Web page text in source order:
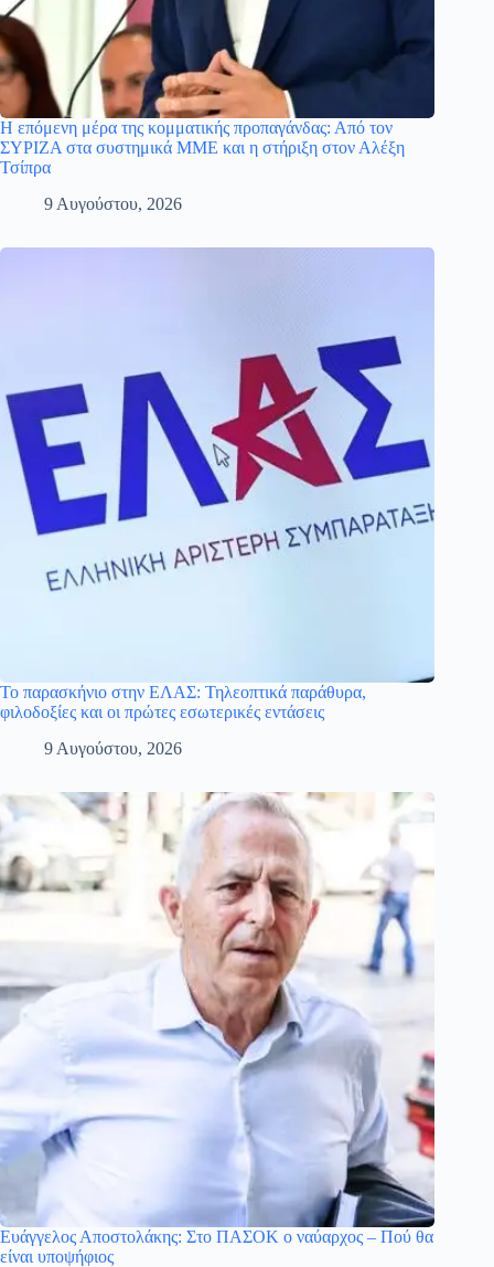
Η επόμενη μέρα της κομματικής προπαγάνδας: Από τον
ΣΥΡΙΖΑ στα συστημικά ΜΜΕ και η στήριξη στον Αλέξη
Τσίπρα
9 Αυγούστου, 2026
Το παρασκήνιο στην ΕΛΑΣ: Τηλεοπτικά παράθυρα,
φιλοδοξίες και οι πρώτες εσωτερικές εντάσεις
9 Αυγούστου, 2026
Ευάγγελος Αποστολάκης: Στο ΠΑΣΟΚ ο ναύαρχος – Πού θα
είναι υποψήφιος